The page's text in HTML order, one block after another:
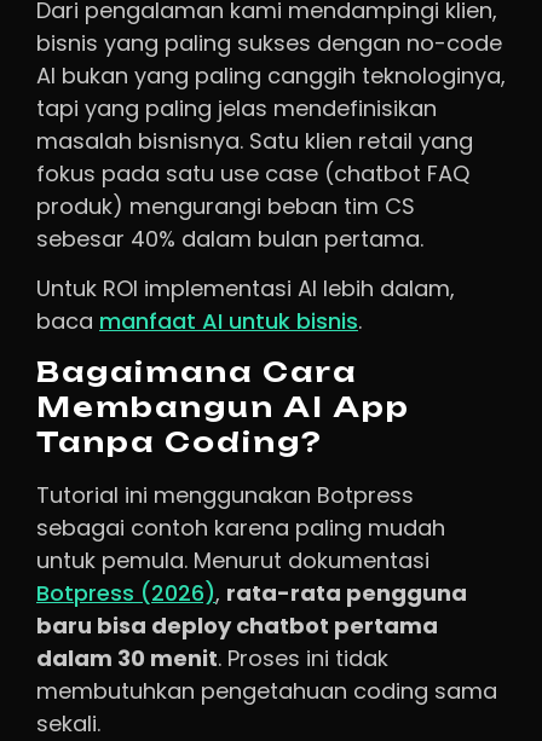
Dari pengalaman kami mendampingi klien,
bisnis yang paling sukses dengan no-code
AI bukan yang paling canggih teknologinya,
tapi yang paling jelas mendefinisikan
masalah bisnisnya. Satu klien retail yang
fokus pada satu use case (chatbot FAQ
produk) mengurangi beban tim CS
sebesar 40% dalam bulan pertama.
Untuk ROI implementasi AI lebih dalam,
baca manfaat AI untuk bisnis.
Bagaimana Cara
Membangun AI App
Tanpa Coding?
Tutorial ini menggunakan Botpress
sebagai contoh karena paling mudah
untuk pemula. Menurut dokumentasi
Botpress (2026), rata-rata pengguna
baru bisa deploy chatbot pertama
dalam 30 menit. Proses ini tidak
membutuhkan pengetahuan coding sama
sekali.